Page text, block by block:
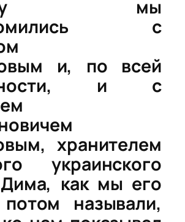
мы
с
и, по всей
и с
хранителем
украинского
как мы его
потом называли,